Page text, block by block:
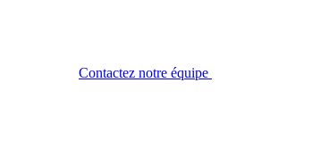
Contactez notre équipe